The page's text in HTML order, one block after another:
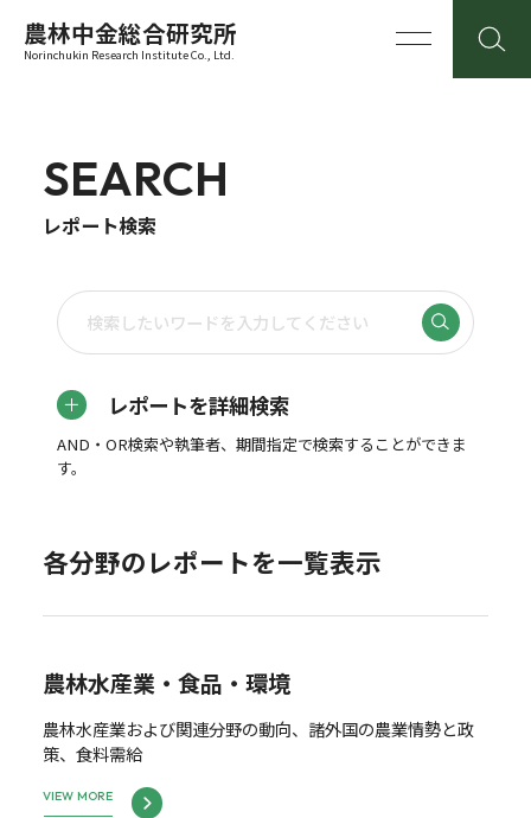
農林中金総合研究所
Norinchukin Research Institute Co., Ltd.
SEARCH
レポート検索
レポートを詳細検索
AND・OR検索や執筆者、期間指定で検索することができま
す。
各分野のレポートを一覧表示
農林水産業・食品・環境
農林水産業および関連分野の動向、諸外国の農業情勢と政
策、食料需給
VIEW MORE